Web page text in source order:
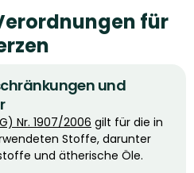
für
und
Nr. 1907/2006 gilt für die in
Stoffe, darunter
und ätherische Öle.